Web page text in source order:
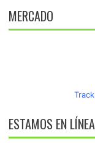
MERCADO
ESTAMOS EN